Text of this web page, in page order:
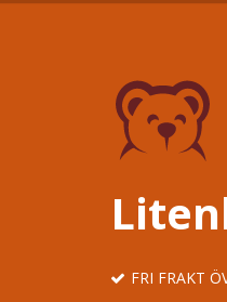
FRI FRAKT